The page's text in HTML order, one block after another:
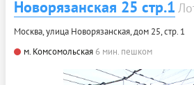
Новорязанская 25 стр.1
Москва, улица Новорязанская, дом 25, стр. 1
м. Комсомольская 6 мин. пешком